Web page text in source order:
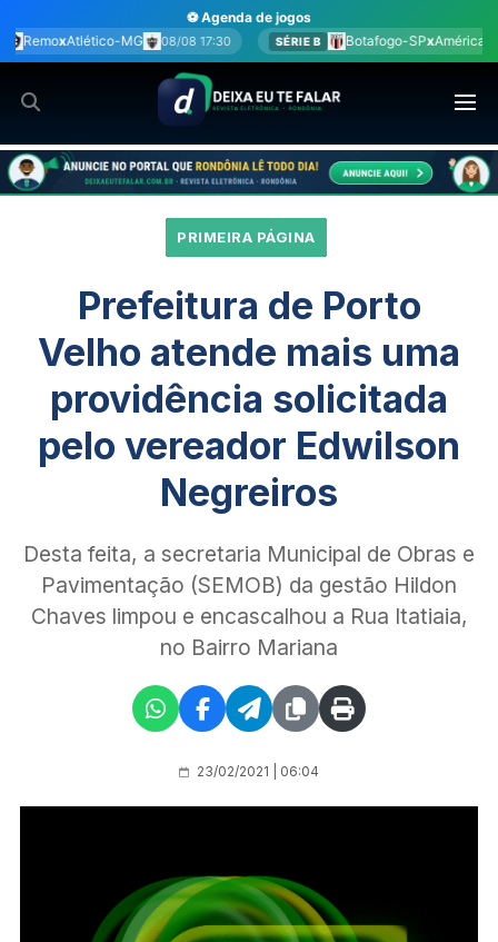
para
o
conteúdo
⚽ Agenda de jogos
SÉRIE B Botafogo-SPxAmérica-MG 08/08 17:30 BRA
PRIMEIRA PÁGINA
Prefeitura de Porto
Velho atende mais uma
providência solicitada
pelo vereador Edwilson
Negreiros
Desta feita, a secretaria Municipal de Obras e
Pavimentação (SEMOB) da gestão Hildon
Chaves limpou e encascalhou a Rua Itatiaia,
no Bairro Mariana
23/02/2021 | 06:04